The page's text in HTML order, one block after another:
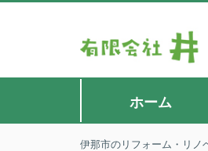
ホーム
伊那市のリフォーム・リノ